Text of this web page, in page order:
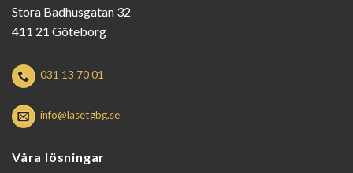
Stora Badhusgatan 32
411 21 Göteborg
031 13 70 01
info@lasetgbg.se
Våra lösningar